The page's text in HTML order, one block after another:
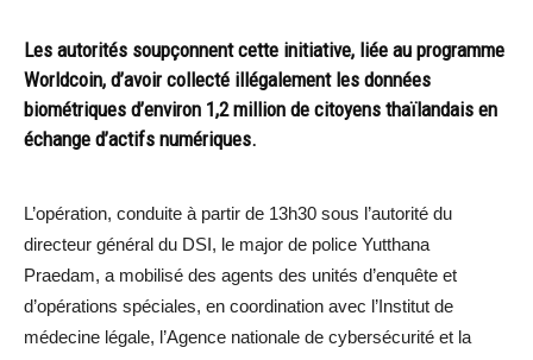
Les autorités soupçonnent cette initiative, liée au programme
Worldcoin, d’avoir collecté illégalement les données
biométriques d’environ 1,2 million de citoyens thaïlandais en
échange d’actifs numériques.
L’opération, conduite à partir de 13h30 sous l’autorité du
directeur général du DSI, le major de police Yutthana
Praedam, a mobilisé des agents des unités d’enquête et
d’opérations spéciales, en coordination avec l’Institut de
médecine légale, l’Agence nationale de cybersécurité et la